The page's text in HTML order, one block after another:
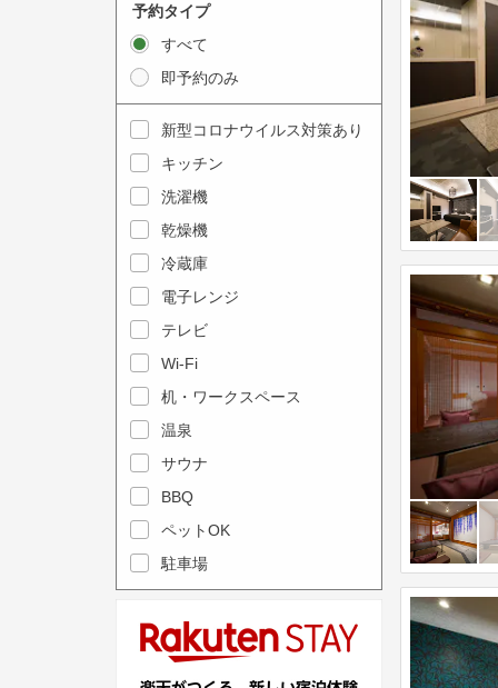
t
h
c
a
l
n
d
a
r
a
n
s
e
l
c
w
i
t
h
t
h
c
a
l
e
n
d
r
a
n
s
e
e
予約タイプ
すべて
即予約のみ
新型コロナウイルス対策あり
キッチン
洗濯機
乾燥機
冷蔵庫
電子レンジ
テレビ
Wi-Fi
机・ワークスペース
温泉
サウナ
BBQ
ペットOK
駐車場